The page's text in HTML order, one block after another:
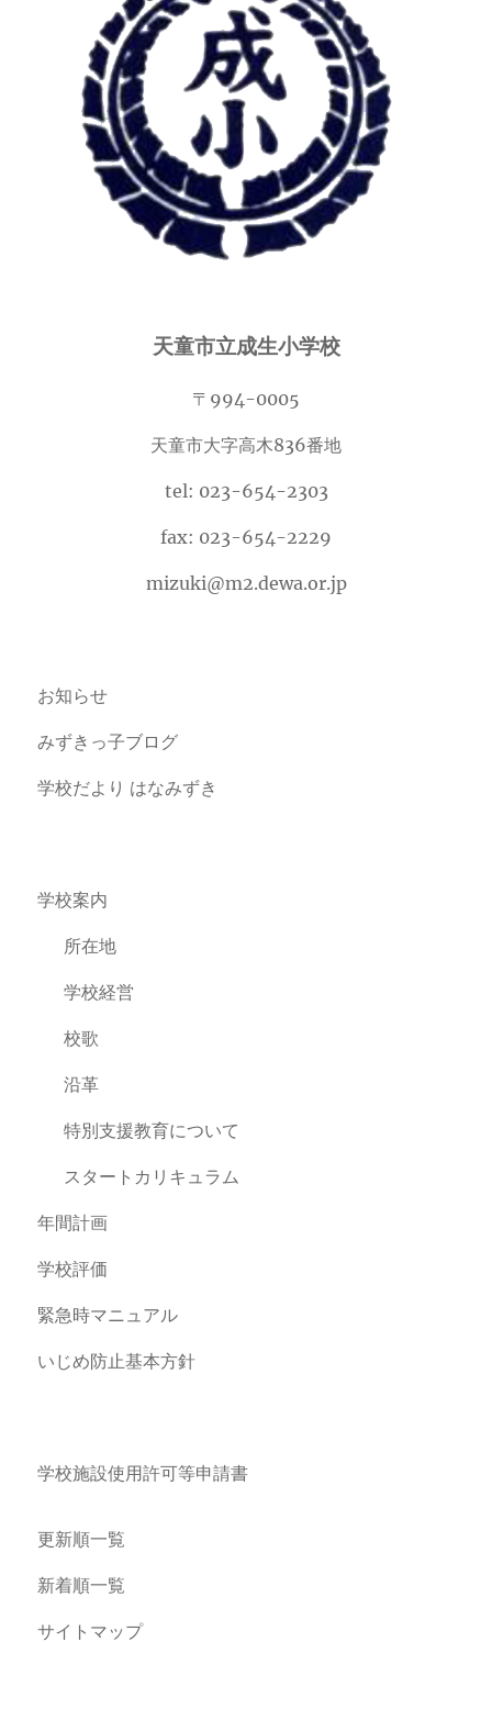
天童市立成生小学校
〒994-0005
天童市大字高木836番地
tel: 023-654-2303
fax: 023-654-2229
mizuki@m2.dewa.or.jp
お知らせ
みずきっ子ブログ
学校だより はなみずき
学校案内
所在地
学校経営
校歌
沿革
特別支援教育について
スタートカリキュラム
年間計画
学校評価
緊急時マニュアル
いじめ防止基本方針
学校施設使用許可等申請書
更新順一覧
新着順一覧
サイトマップ